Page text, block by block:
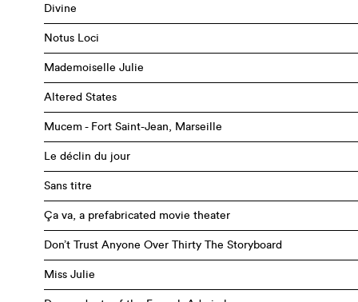
Divine
Notus Loci
Mademoiselle Julie
Altered States
Mucem - Fort Saint-Jean, Marseille
Le déclin du jour
Sans titre
Ça va, a prefabricated movie theater
Don’t Trust Anyone Over Thirty The Storyboard
Miss Julie